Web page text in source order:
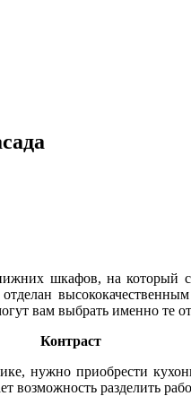
шкафов, на который
вам выбрать именно те
Контраст
нужно приобрести
возможность разделить